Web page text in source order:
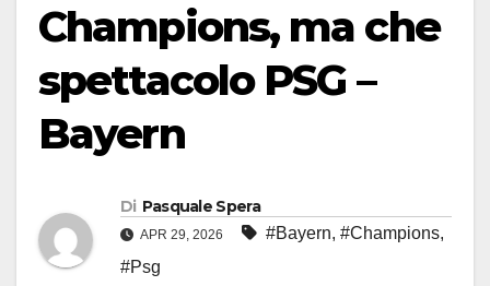
Champions, ma che
spettacolo PSG –
Bayern
Di Pasquale Spera
APR 29, 2026 #Bayern, #Champions,
#Psg